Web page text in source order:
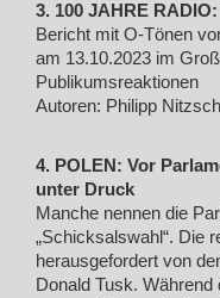
3. 100 JAHRE
Bericht mit O-Tönen
am 13.10.2023 im
Publikumsreaktionen
Autoren: Philipp
4. POLEN: Vor
unter Druck
Manche nennen die
„Schicksalswahl“. Die
herausgefordert von
Donald Tusk.